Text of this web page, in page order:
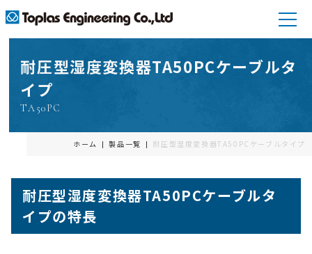
耐圧型湿度変換器TA50PCケーブルタ
イプ
TA50PC
ホーム 製品一覧 耐圧型湿度変換器TA50PC ケーブルタイプ
耐圧型湿度変換器TA50PCケーブルタ
イプの特長